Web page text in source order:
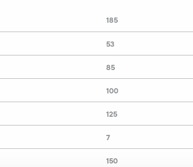
185
53
85
100
125
7
150